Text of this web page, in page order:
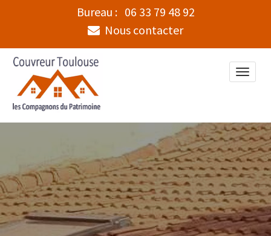
Bureau : 06 33 79 48 92
Nous contacter
Toggle